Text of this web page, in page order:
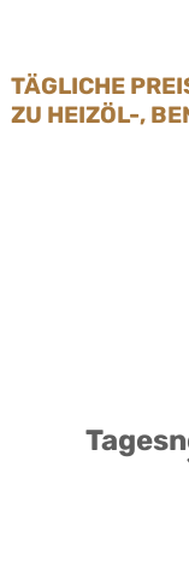
TÄGLICHE
ZU HEIZÖL-,